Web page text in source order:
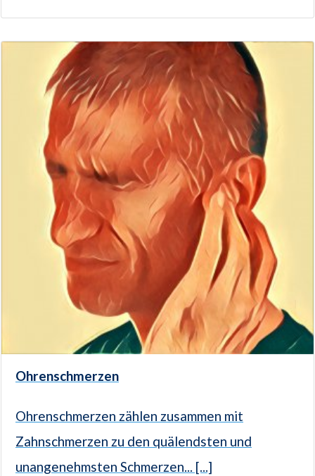
Ohrenschmerzen
Ohrenschmerzen zählen zusammen mit
Zahnschmerzen zu den quälendsten und
unangenehmsten Schmerzen... [...]